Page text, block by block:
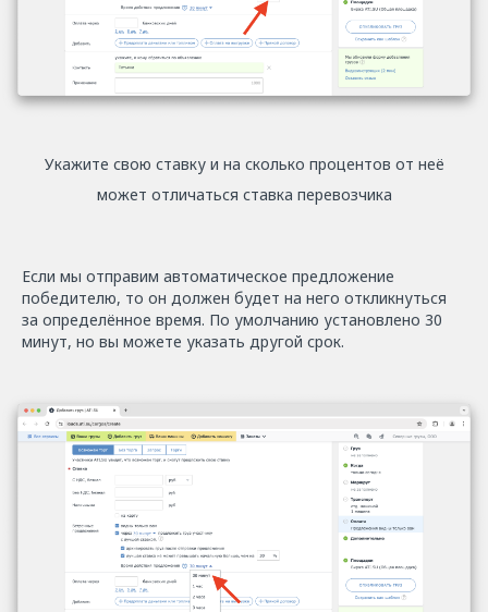
Укажите свою ставку и на сколько процентов от неё
может отличаться ставка перевозчика
Если мы отправим автоматическое предложение
победителю, то он должен будет на него откликнуться
за определённое время. По умолчанию установлено 30
минут, но вы можете указать другой срок.